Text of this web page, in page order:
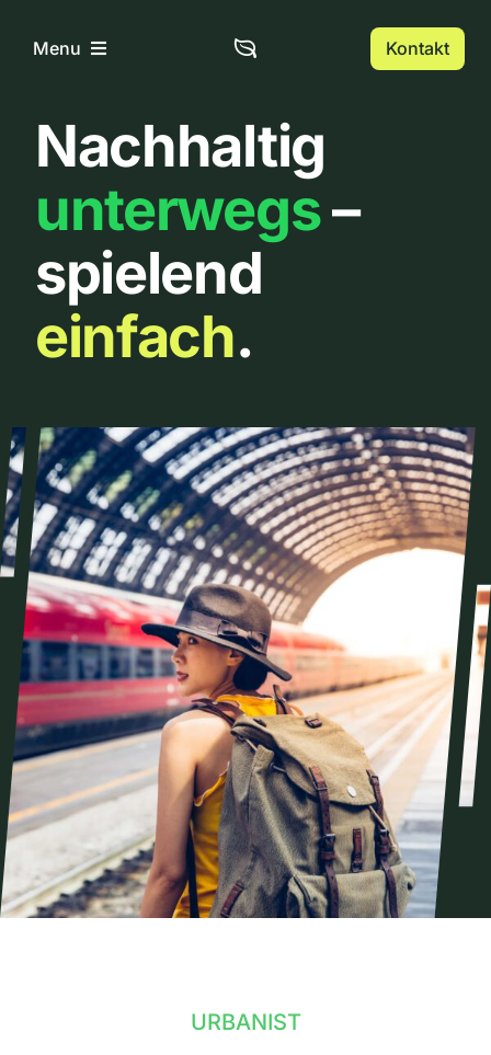
InhaltMenu
Home
Über uns
Urbanlist
Kontakt
Nachhaltig
unterwegs–
spielend
einfach.
URBANIST